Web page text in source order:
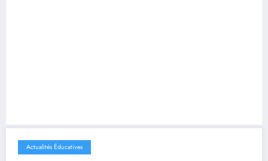
Actualités Éducatives